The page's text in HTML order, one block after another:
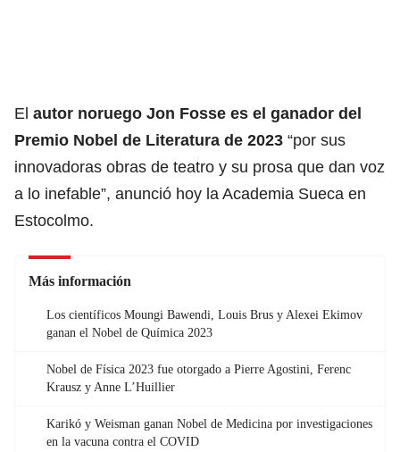
El autor noruego Jon Fosse es el ganador del
Premio Nobel de Literatura de 2023 “por sus
innovadoras obras de teatro y su prosa que dan voz
a lo inefable”, anunció hoy la Academia Sueca en
Estocolmo.
Más información
Los científicos Moungi Bawendi, Louis Brus y Alexei Ekimov
ganan el Nobel de Química 2023
Nobel de Física 2023 fue otorgado a Pierre Agostini, Ferenc
Krausz y Anne L’Huillier
Karikó y Weisman ganan Nobel de Medicina por investigaciones
en la vacuna contra el COVID